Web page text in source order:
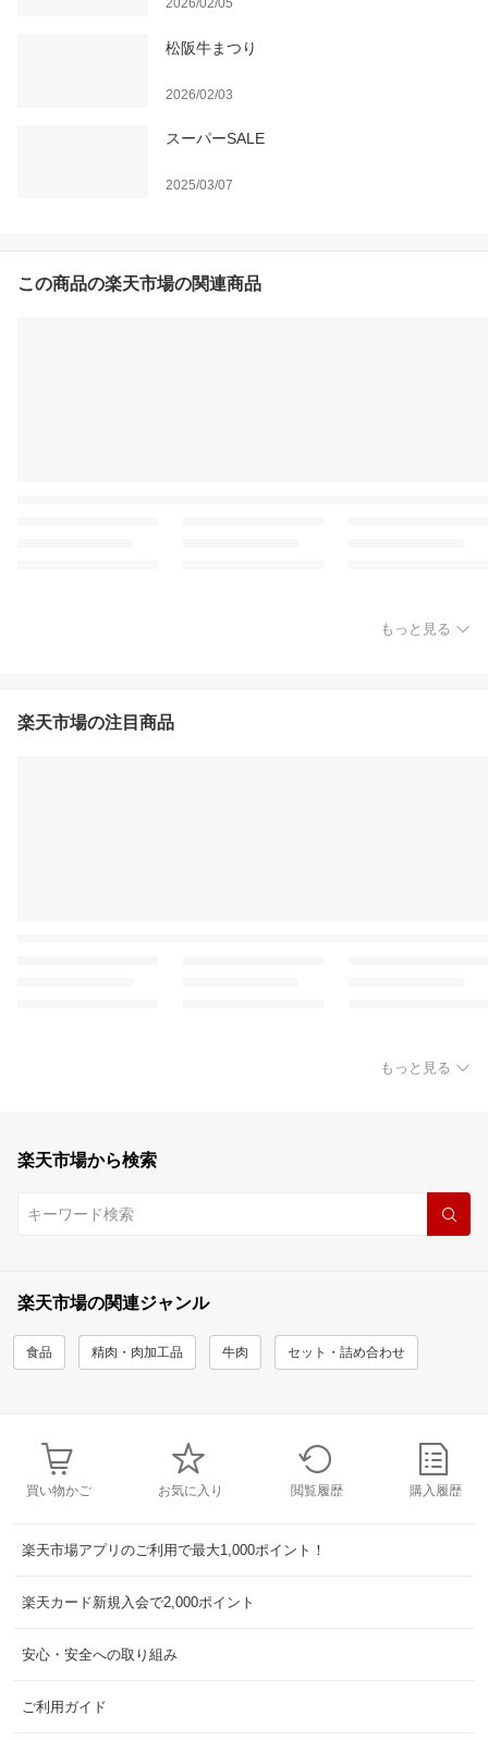
2026/02/05
松阪牛まつり
2026/02/03
スーパーSALE
2025/03/07
この商品の楽天市場の関連商品
もっと見る
楽天市場の注目商品
もっと見る
楽天市場から検索
楽天市場の関連ジャンル
食品 精肉・肉加工品 牛肉 セット・詰め合わせ
買い物かご お気に入り 閲覧履歴 購入履歴
楽天市場アプリのご利用で最大1,000ポイント！
楽天カード新規入会で2,000ポイント
安心・安全への取り組み
ご利用ガイド